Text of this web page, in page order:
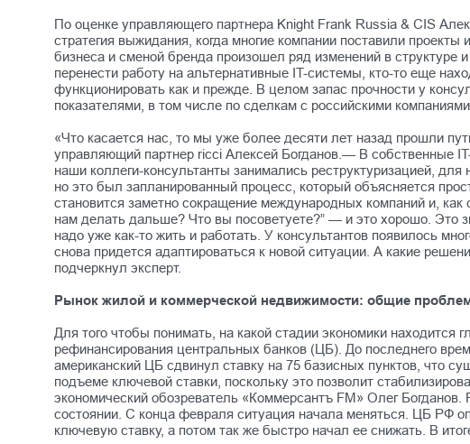
По оценке управляющего партнера Knight Frank Russia & CIS
стратегия выжидания, когда многие компании поставили
бизнеса и сменой бренда произошел ряд изменений в структуре
перенести работу на альтернативные IT-системы, кто-то еще
функционировать как и прежде. В целом запас прочности у
показателями, в том числе по сделкам с российскими
«Что касается нас, то мы уже более десяти лет назад прошли
управляющий партнер ricci Алексей Богданов.— В собственные
наши коллеги-консультанты занимались реструктуризацией,
но это был запланированный процесс, который объясняется
становится заметно сокращение международных компаний и,
нам делать дальше? Что вы посоветуете?” — и это хорошо. Это
надо уже как-то жить и работать. У консультантов появилось
снова придется адаптироваться к новой ситуации. А какие
подчеркнул эксперт.
Рынок жилой и коммерческой недвижимости: общие
Для того чтобы понимать, на какой стадии экономики
рефинансирования центральных банков (ЦБ). До последнего
американский ЦБ сдвинул ставку на 75 базисных пунктов, что
подъеме ключевой ставки, поскольку это позволит
экономический обозреватель «Коммерсантъ FM» Олег
состоянии. С конца февраля ситуация начала меняться. ЦБ РФ
ключевую ставку, а потом так же быстро начал ее снижать. В